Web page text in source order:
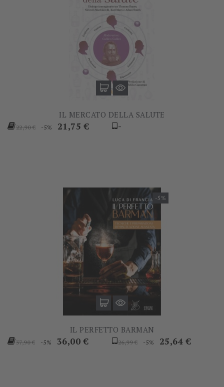
IL MERCATO DELLA SALUTE
Prezzo
22,90 € -5% Prezzo
21,75 € -
-5%
IL PERFETTO BARMAN
Prezzo
37,90 € -5% Prezzo
36,00 €
Prezzo
26,99 € -5% Prezzo
25,64 €